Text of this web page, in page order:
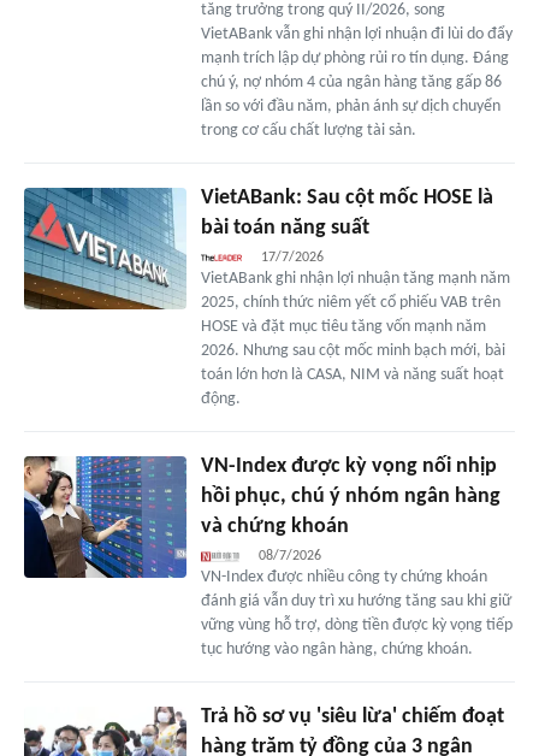
tăng trưởng trong quý II/2026, song
VietABank vẫn ghi nhận lợi nhuận đi lùi do đẩy
mạnh trích lập dự phòng rủi ro tín dụng. Đáng
chú ý, nợ nhóm 4 của ngân hàng tăng gấp 86
lần so với đầu năm, phản ánh sự dịch chuyển
trong cơ cấu chất lượng tài sản.
VietABank: Sau cột mốc HOSE là
bài toán năng suất
17/7/2026
VietABank ghi nhận lợi nhuận tăng mạnh năm
2025, chính thức niêm yết cổ phiếu VAB trên
HOSE và đặt mục tiêu tăng vốn mạnh năm
2026. Nhưng sau cột mốc minh bạch mới, bài
toán lớn hơn là CASA, NIM và năng suất hoạt
động.
VN-Index được kỳ vọng nối nhịp
hồi phục, chú ý nhóm ngân hàng
và chứng khoán
08/7/2026
VN-Index được nhiều công ty chứng khoán
đánh giá vẫn duy trì xu hướng tăng sau khi giữ
vững vùng hỗ trợ, dòng tiền được kỳ vọng tiếp
tục hướng vào ngân hàng, chứng khoán.
Trả hồ sơ vụ 'siêu lừa' chiếm đoạt
hàng trăm tỷ đồng của 3 ngân